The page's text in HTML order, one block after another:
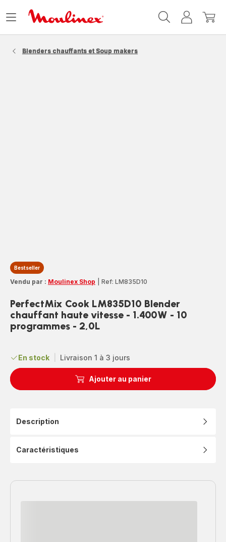
MonMon
Ouvrir
Blenders chauffants et Soup makers
Bestseller
Vendu par : Moulinex Shop Ref: LM835D10
PerfectMix Cook LM835D10 Blender
chauffant haute vitesse - 1.400W - 10
programmes - 2,0L
En stock Livraison 1 à 3 jours
Ajouter au panier
Description
Caractéristiques